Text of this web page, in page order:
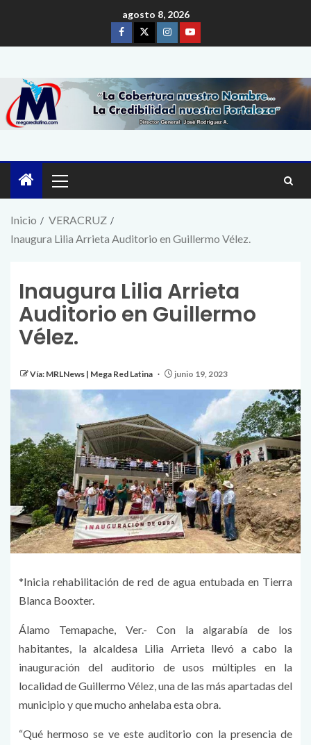
agosto 8, 2026
Inicio
VERACRUZ
Inaugura Lilia Arrieta Auditorio en Guillermo Vélez.
Inaugura Lilia Arrieta
Auditorio en Guillermo
Vélez.
Vía: MRLNews | Mega Red Latina junio 19, 2023
*Inicia rehabilitación de red de agua entubada en Tierra
Blanca Booxter.
Álamo Temapache, Ver.- Con la algarabía de los
habitantes, la alcaldesa Lilia Arrieta llevó a cabo la
inauguración del auditorio de usos múltiples en la
localidad de Guillermo Vélez, una de las más apartadas del
municipio y que mucho anhelaba esta obra.
“Qué hermoso se ve este auditorio con la presencia de